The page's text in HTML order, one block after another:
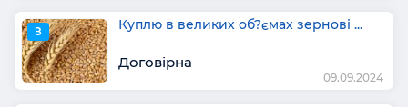
З Куплю в великих об?ємах зернові ...
Договірна
09.09.2024